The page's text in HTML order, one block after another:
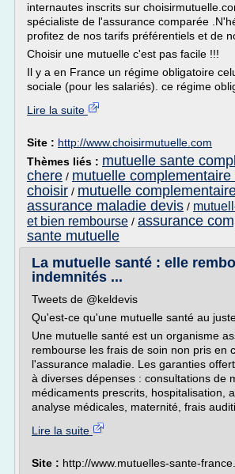
internautes inscrits sur
spécialiste de l'assurance comparée
profitez de nos tarifs préférentiels et de
Choisir une mutuelle c'est pas facile !!!
Il y a en France un régime obligatoire
sociale (pour les salariés). ce régime
Lire la suite
Site : http://www.choisirmutuelle.com
Thèmes liés : mutuelle sante
chere / mutuelle
choisir / mutuelle
assurance maladie devis /
et bien rembourse / assurance
sante mutuelle
La mutuelle santé : elle
indemnités ...
Tweets de @keldevis
Qu'est-ce qu'une mutuelle santé au
Une mutuelle santé est un organisme
rembourse les frais de soin non pris en
l'assurance maladie. Les garanties
à diverses dépenses : consultations de
médicaments prescrits, hospitalisation,
analyse médicales, maternité, frais
Lire la suite
Site : http://www.mutuelles-sante-